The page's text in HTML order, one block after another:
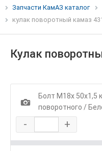
Запчасти КамАЗ каталог
кулак поворотный камаз
Кулак
1
Болт М18х 50х1,5
поворотного /
- +